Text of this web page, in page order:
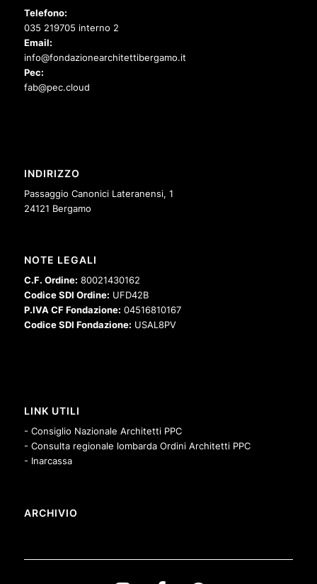
Telefono:
035 219705 interno 2
Email:
info@fondazionearchitettibergamo.it
Pec:
fab@pec.cloud
INDIRIZZO
Passaggio Canonici Lateranensi, 1
24121 Bergamo
NOTE LEGALI
C.F. Ordine: 80021430162
Codice SDI Ordine: UFD42B
P.IVA CF Fondazione: 04516810167
Codice SDI Fondazione: USAL8PV
LINK UTILI
- Consiglio Nazionale Architetti PPC
- Consulta regionale lombarda Ordini Architetti PPC
- Inarcassa
ARCHIVIO